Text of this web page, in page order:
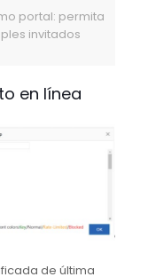
portal: permita
invitados
en línea
de última